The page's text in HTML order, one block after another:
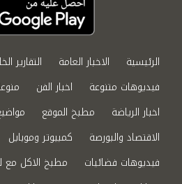
الرئيسية الاخبار العامة التقارير
فيديوهات متنوعة
اخبار الفن
اخبار الرياضة
مطبخ الموقع
الاقتصاد والبورصة
كمبيوتر وموبايل
فيديوهات فضائيات
مطبخ الاكل